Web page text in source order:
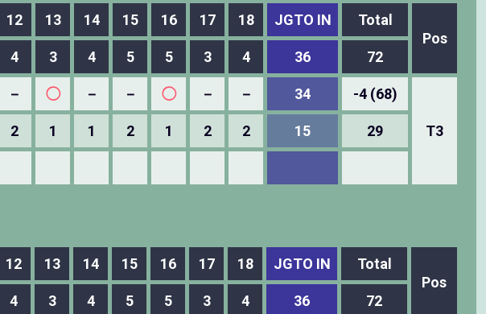
12 13 14 15 16 17 18 JGTO IN
Total
Pos
4 3 4 5 5 3 4 36 72
－ ◯ － － ◯ － － 34 -4 (68)
T3
2 1 1 2 1 2 2 15 29
12 13 14 15 16 17 18 JGTO IN
Total
Pos
4 3 4 5 5 3 4 36 72